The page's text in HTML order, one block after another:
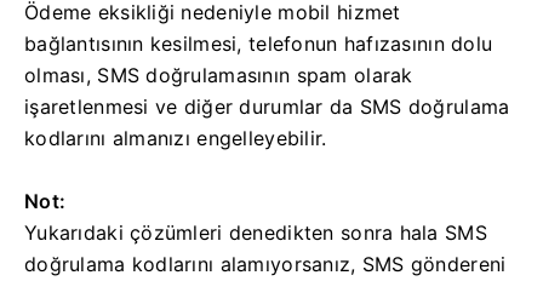
Ödeme eksikliği nedeniyle mobil hizmet
bağlantısının kesilmesi, telefonun hafızasının dolu
olması, SMS doğrulamasının spam olarak
işaretlenmesi ve diğer durumlar da SMS doğrulama
kodlarını almanızı engelleyebilir.
Not:
Yukarıdaki çözümleri denedikten sonra hala SMS
doğrulama kodlarını alamıyorsanız, SMS göndereni